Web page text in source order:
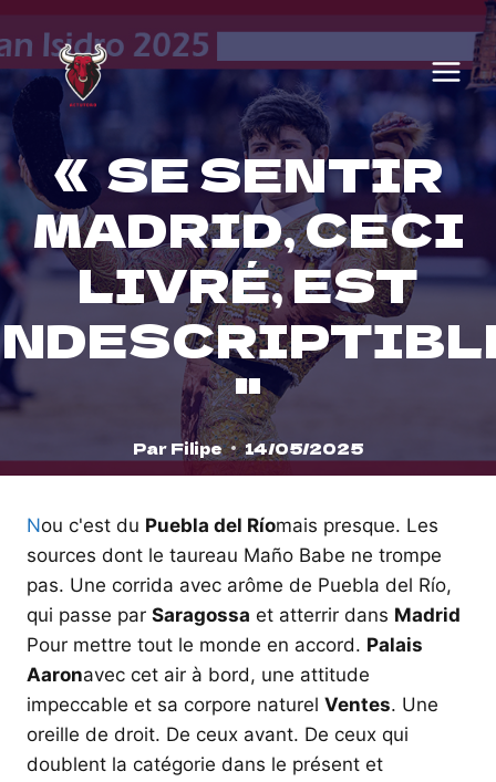
to
content
« SE SENTIR
MADRID, CECI
LIVRÉ, EST
''
Par Filipe 14/05/2025
Nou c'est du Puebla del Ríomais presque. Les
sources dont le taureau Maño Babe ne trompe
pas. Une corrida avec arôme de Puebla del Río,
qui passe par Saragossa et atterrir dans Madrid
Pour mettre tout le monde en accord. Palais
Aaronavec cet air à bord, une attitude
impeccable et sa corpore naturel Ventes. Une
oreille de droit. De ceux avant. De ceux qui
doublent la catégorie dans le présent et